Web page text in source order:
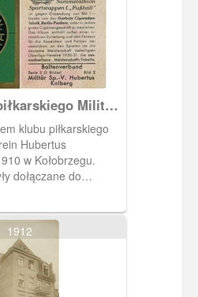
Militar
Kolberg
klubu piłkarskiego
Hubertus
w Kołobrzegu.
dołączane do
działała na
39 (Łąkowa).
1912